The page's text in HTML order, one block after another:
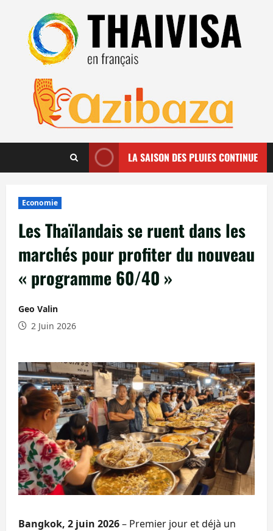
contenu
LA SAISON DES PLUIES CONTINUE
Economie
Les Thaïlandais se ruent dans les
marchés pour profiter du nouveau
« programme 60/40 »
Geo Valin
2 Juin 2026
Bangkok, 2 juin 2026– Premier jour et déjà un